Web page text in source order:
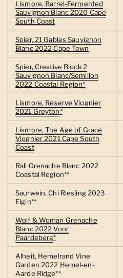
Lismore, Barrel-Fermented
Sauvignon Blanc 2020 Cape
South Coast
Spier, 21 Gables Sauvignon
Blanc 2022 Cape Town
Spier, Creative Block 2
Sauvignon Blanc/Semillon
2022 Coastal Region*
Lismore, Reserve Viognier
2021 Greyton*
Lismore, The Age of Grace
Viognier 2021 Cape South
Coast
Rall Grenache Blanc 2022
Coastal Region**
Saurwein, Chi Riesling 2023
Elgin**
Wolf & Woman Grenache
Blanc 2022 Voor
Paardeberg*
Alheit, Hemelrand Vine
Garden 2022 Hemel-en-
Aarde Ridge**